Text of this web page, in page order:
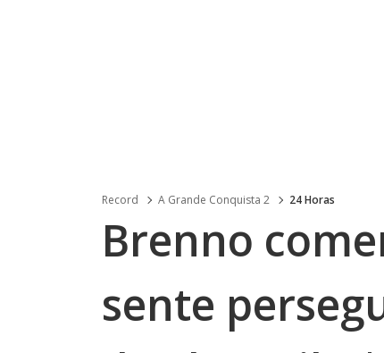
Record A Grande Conquista 2 24 Horas
Brenno
sente